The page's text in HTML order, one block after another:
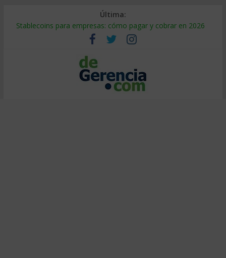
Última:
Stablecoins para empresas: cómo pagar y cobrar en 2026
Despido silencioso: qué es y por qué sale tan caro
IA en selección de personal: cómo auditarla a tiempo
Trabajo forzoso en la cadena de suministro: qué hacer
Mercado hispano de EE. UU.: cómo segmentarlo y venderle